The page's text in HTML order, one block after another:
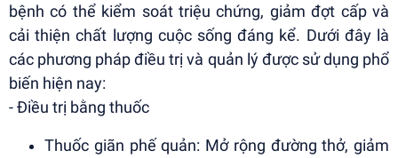
bệnh có thể kiểm soát triệu chứng, giảm đợt cấp và
cải thiện chất lượng cuộc sống đáng kể. Dưới đây là
các phương pháp điều trị và quản lý được sử dụng phổ
biến hiện nay:
- Điều trị bằng thuốc
Thuốc giãn phế quản: Mở rộng đường thở, giảm